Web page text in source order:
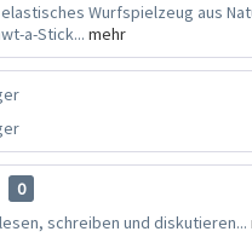
Wurfspielzeug aus
a-Stick... mehr
0
schreiben und diskutieren...